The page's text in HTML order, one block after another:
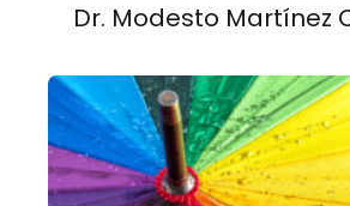
Dr. Modesto Martínez